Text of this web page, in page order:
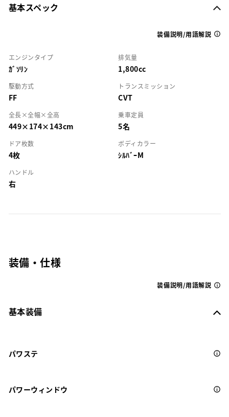
基本スペック
装備説明/用語解説
エンジンタイプ
ｶﾞｿﾘﾝ
排気量
1,800cc
駆動方式
FF
トランスミッション
CVT
全長×全幅×全高
449×174×143cm
乗車定員
5名
ドア枚数
4枚
ボディカラー
ｼﾙﾊﾞｰM
ハンドル
右
装備・仕様
装備説明/用語解説
基本装備
パワステ
パワーウィンドウ